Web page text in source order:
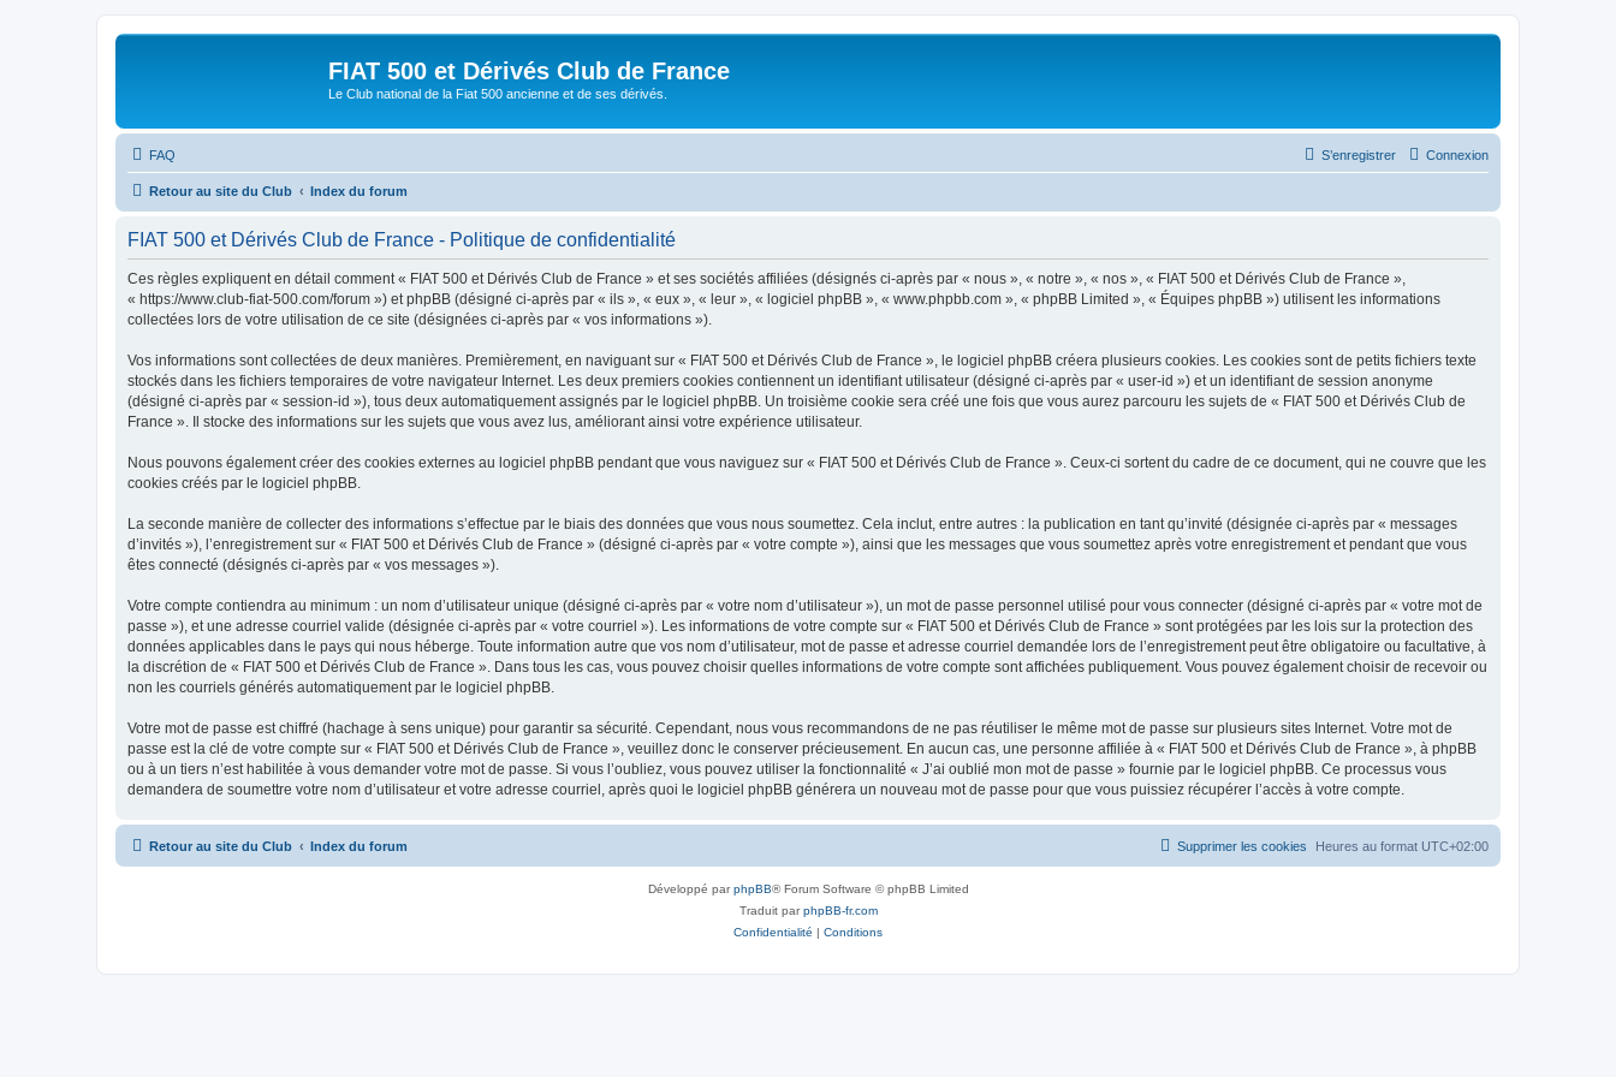
FIAT 500 et Dérivés Club de France
Le Club national de la Fiat 500 ancienne et de ses dérivés.
FAQ Connexion
S’enregistrer
Retour au site du Club Index du forum
FIAT 500 et Dérivés Club de France - Politique de confidentialité
Ces règles expliquent en détail comment « FIAT 500 et Dérivés Club de France » et ses sociétés affiliées (désignés ci-après par « nous », « notre », « nos », « FIAT 500 et Dérivés Club de France »,
« https://www.club-fiat-500.com/forum ») et phpBB (désigné ci-après par « ils », « eux », « leur », « logiciel phpBB », « www.phpbb.com », « phpBB Limited », « Équipes phpBB ») utilisent les informations
collectées lors de votre utilisation de ce site (désignées ci-après par « vos informations »).
Vos informations sont collectées de deux manières. Premièrement, en naviguant sur « FIAT 500 et Dérivés Club de France », le logiciel phpBB créera plusieurs cookies. Les cookies sont de petits fichiers texte
stockés dans les fichiers temporaires de votre navigateur Internet. Les deux premiers cookies contiennent un identifiant utilisateur (désigné ci-après par « user-id ») et un identifiant de session anonyme
(désigné ci-après par « session-id »), tous deux automatiquement assignés par le logiciel phpBB. Un troisième cookie sera créé une fois que vous aurez parcouru les sujets de « FIAT 500 et Dérivés Club de
France ». Il stocke des informations sur les sujets que vous avez lus, améliorant ainsi votre expérience utilisateur.
Nous pouvons également créer des cookies externes au logiciel phpBB pendant que vous naviguez sur « FIAT 500 et Dérivés Club de France ». Ceux-ci sortent du cadre de ce document, qui ne couvre que les
cookies créés par le logiciel phpBB.
La seconde manière de collecter des informations s’effectue par le biais des données que vous nous soumettez. Cela inclut, entre autres : la publication en tant qu’invité (désignée ci-après par « messages
d’invités »), l’enregistrement sur « FIAT 500 et Dérivés Club de France » (désigné ci-après par « votre compte »), ainsi que les messages que vous soumettez après votre enregistrement et pendant que vous
êtes connecté (désignés ci-après par « vos messages »).
Votre compte contiendra au minimum : un nom d’utilisateur unique (désigné ci-après par « votre nom d’utilisateur »), un mot de passe personnel utilisé pour vous connecter (désigné ci-après par « votre mot de
passe »), et une adresse courriel valide (désignée ci-après par « votre courriel »). Les informations de votre compte sur « FIAT 500 et Dérivés Club de France » sont protégées par les lois sur la protection des
données applicables dans le pays qui nous héberge. Toute information autre que vos nom d’utilisateur, mot de passe et adresse courriel demandée lors de l’enregistrement peut être obligatoire ou facultative, à
la discrétion de « FIAT 500 et Dérivés Club de France ». Dans tous les cas, vous pouvez choisir quelles informations de votre compte sont affichées publiquement. Vous pouvez également choisir de recevoir ou
non les courriels générés automatiquement par le logiciel phpBB.
Votre mot de passe est chiffré (hachage à sens unique) pour garantir sa sécurité. Cependant, nous vous recommandons de ne pas réutiliser le même mot de passe sur plusieurs sites Internet. Votre mot de
passe est la clé de votre compte sur « FIAT 500 et Dérivés Club de France », veuillez donc le conserver précieusement. En aucun cas, une personne affiliée à « FIAT 500 et Dérivés Club de France », à phpBB
ou à un tiers n’est habilitée à vous demander votre mot de passe. Si vous l’oubliez, vous pouvez utiliser la fonctionnalité « J’ai oublié mon mot de passe » fournie par le logiciel phpBB. Ce processus vous
demandera de soumettre votre nom d’utilisateur et votre adresse courriel, après quoi le logiciel phpBB générera un nouveau mot de passe pour que vous puissiez récupérer l’accès à votre compte.
Retour au site du Club Index du forum Heures au format UTC+02:00
Supprimer les cookies
Développé parphpBB® Forum Software © phpBB Limited
Traduit parphpBB-fr.com
Confidentialité | Conditions